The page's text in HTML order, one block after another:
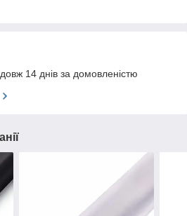
14 днів за домовленістю